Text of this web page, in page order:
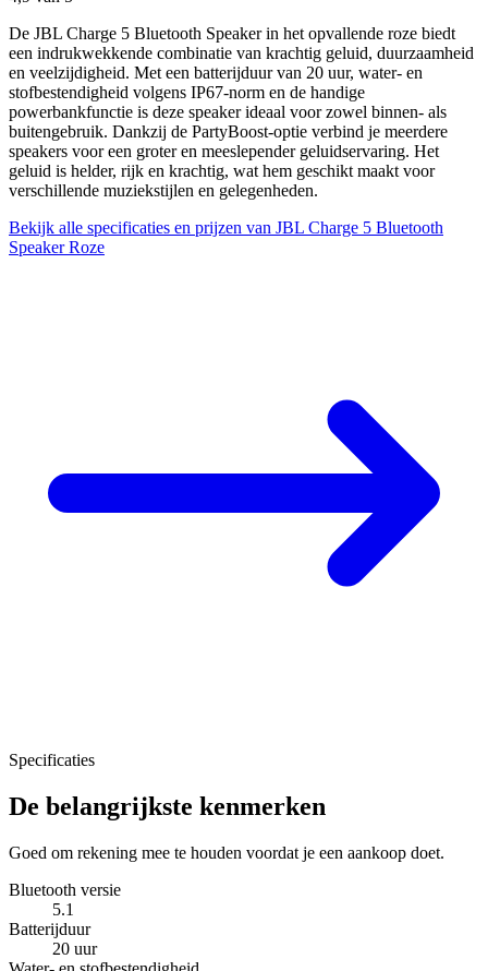
De JBL Charge 5 Bluetooth Speaker in het opvallende roze biedt
een indrukwekkende combinatie van krachtig geluid, duurzaamheid
en veelzijdigheid. Met een batterijduur van 20 uur, water- en
stofbestendigheid volgens IP67-norm en de handige
powerbankfunctie is deze speaker ideaal voor zowel binnen- als
buitengebruik. Dankzij de PartyBoost-optie verbind je meerdere
speakers voor een groter en meeslepender geluidservaring. Het
geluid is helder, rijk en krachtig, wat hem geschikt maakt voor
verschillende muziekstijlen en gelegenheden.
Bekijk alle specificaties en prijzen van JBL Charge 5 Bluetooth
Speaker Roze
Specificaties
De belangrijkste kenmerken
Goed om rekening mee te houden voordat je een aankoop doet.
Bluetooth versie
5.1
Batterijduur
20 uur